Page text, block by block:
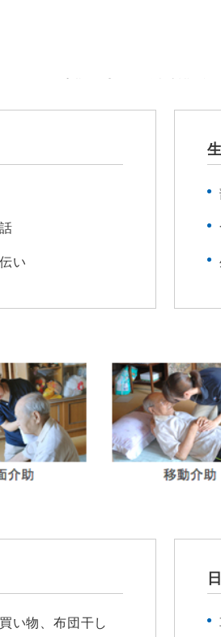
マネジャーが立てたケアプラン
ルパーが訪問して、身体介護や
い
い物、布団干し